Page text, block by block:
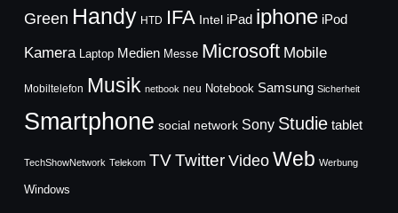
Green Handy HTD IFA Intel iPad iphone iPod
Kamera Laptop Medien Messe Microsoft Mobile
Mobiltelefon Musik netbook neu Notebook Samsung Sicherheit
Smartphone social network Sony Studie tablet
TechShowNetwork Telekom TVTwitter Video Web Werbung
Windows